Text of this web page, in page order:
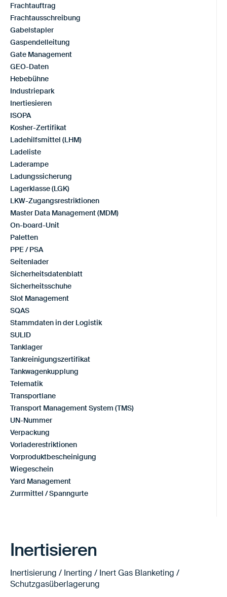
Frachtauftrag
Frachtausschreibung
Gabelstapler
Gaspendelleitung
Gate Management
GEO-Daten
Hebebühne
Industriepark
Inertiesieren
ISOPA
Kosher-Zertifikat
Ladehilfsmittel (LHM)
Ladeliste
Laderampe
Ladungssicherung
Lagerklasse (LGK)
LKW-Zugangsrestriktionen
Master Data Management (MDM)
On-board-Unit
Paletten
PPE / PSA
Seitenlader
Sicherheitsdatenblatt
Sicherheitsschuhe
Slot Management
SQAS
Stammdaten in der Logistik
SULID
Tanklager
Tankreinigungszertifikat
Tankwagenkupplung
Telematik
Transportlane
Transport Management System (TMS)
UN-Nummer
Verpackung
Vorladerestriktionen
Vorproduktbescheinigung
Wiegeschein
Yard Management
Zurrmittel / Spanngurte
Inertisieren
Inertisierung / Inerting / Inert Gas Blanketing /
Schutzgasüberlagerung